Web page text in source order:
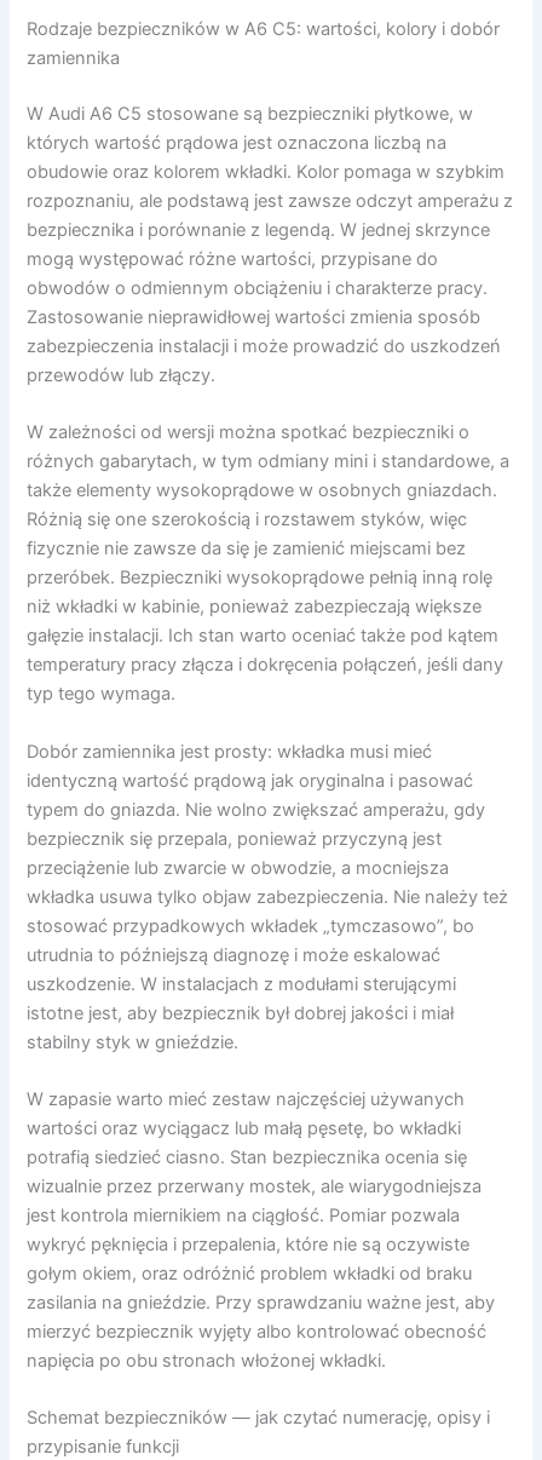
Rodzaje bezpieczników w A6 C5: wartości, kolory i dobór
zamiennika
W Audi A6 C5 stosowane są bezpieczniki płytkowe, w
których wartość prądowa jest oznaczona liczbą na
obudowie oraz kolorem wkładki. Kolor pomaga w szybkim
rozpoznaniu, ale podstawą jest zawsze odczyt amperażu z
bezpiecznika i porównanie z legendą. W jednej skrzynce
mogą występować różne wartości, przypisane do
obwodów o odmiennym obciążeniu i charakterze pracy.
Zastosowanie nieprawidłowej wartości zmienia sposób
zabezpieczenia instalacji i może prowadzić do uszkodzeń
przewodów lub złączy.
W zależności od wersji można spotkać bezpieczniki o
różnych gabarytach, w tym odmiany mini i standardowe, a
także elementy wysokoprądowe w osobnych gniazdach.
Różnią się one szerokością i rozstawem styków, więc
fizycznie nie zawsze da się je zamienić miejscami bez
przeróbek. Bezpieczniki wysokoprądowe pełnią inną rolę
niż wkładki w kabinie, ponieważ zabezpieczają większe
gałęzie instalacji. Ich stan warto oceniać także pod kątem
temperatury pracy złącza i dokręcenia połączeń, jeśli dany
typ tego wymaga.
Dobór zamiennika jest prosty: wkładka musi mieć
identyczną wartość prądową jak oryginalna i pasować
typem do gniazda. Nie wolno zwiększać amperażu, gdy
bezpiecznik się przepala, ponieważ przyczyną jest
przeciążenie lub zwarcie w obwodzie, a mocniejsza
wkładka usuwa tylko objaw zabezpieczenia. Nie należy też
stosować przypadkowych wkładek „tymczasowo”, bo
utrudnia to późniejszą diagnozę i może eskalować
uszkodzenie. W instalacjach z modułami sterującymi
istotne jest, aby bezpiecznik był dobrej jakości i miał
stabilny styk w gnieździe.
W zapasie warto mieć zestaw najczęściej używanych
wartości oraz wyciągacz lub małą pęsetę, bo wkładki
potrafią siedzieć ciasno. Stan bezpiecznika ocenia się
wizualnie przez przerwany mostek, ale wiarygodniejsza
jest kontrola miernikiem na ciągłość. Pomiar pozwala
wykryć pęknięcia i przepalenia, które nie są oczywiste
gołym okiem, oraz odróżnić problem wkładki od braku
zasilania na gnieździe. Przy sprawdzaniu ważne jest, aby
mierzyć bezpiecznik wyjęty albo kontrolować obecność
napięcia po obu stronach włożonej wkładki.
Schemat bezpieczników — jak czytać numerację, opisy i
przypisanie funkcji